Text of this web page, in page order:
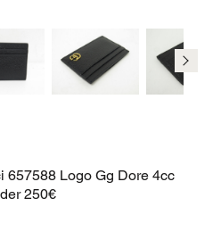
657588 Logo Gg Dore 4cc
250€